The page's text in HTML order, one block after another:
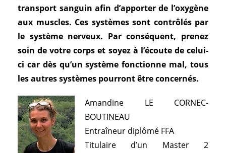
transport sanguin afin d’apporter de l’oxygène
aux muscles. Ces systèmes sont contrôlés par
le système nerveux. Par conséquent, prenez
soin de votre corps et soyez à l’écoute de celui-
ci car dès qu’un système fonctionne mal, tous
les autres systèmes pourront être concernés.
Amandine LE CORNEC-
BOUTINEAU
Entraîneur diplômé FFA
Titulaire d’un Master 2